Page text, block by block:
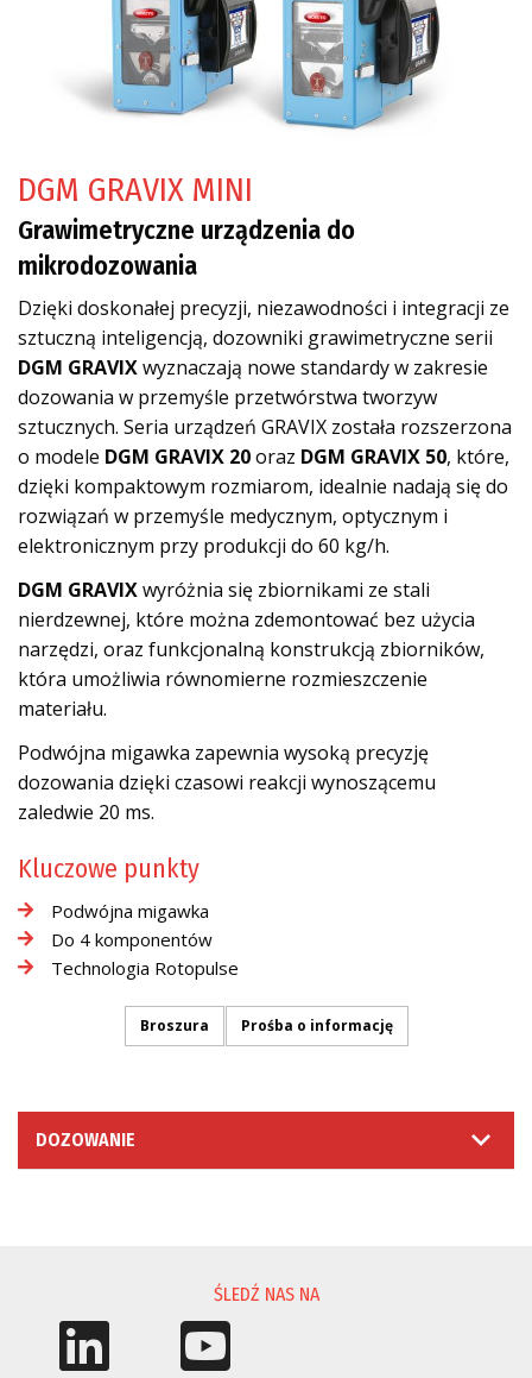
DGM GRAVIX MINI
Grawimetryczne urządzenia do
mikrodozowania
Dzięki doskonałej precyzji, niezawodności i integracji ze
sztuczną inteligencją, dozowniki grawimetryczne serii
DGM GRAVIXwyznaczają nowe standardy w zakresie
dozowania w przemyśle przetwórstwa tworzyw
sztucznych. Seria urządzeń GRAVIX została rozszerzona
o modele DGM GRAVIX 20oraz DGM GRAVIX 50, które,
dzięki kompaktowym rozmiarom, idealnie nadają się do
rozwiązań w przemyśle medycznym, optycznym i
elektronicznym przy produkcji do 60 kg/h.
DGM GRAVIXwyróżnia się zbiornikami ze stali
nierdzewnej, które można zdemontować bez użycia
narzędzi, oraz funkcjonalną konstrukcją zbiorników,
która umożliwia równomierne rozmieszczenie
materiału.
Podwójna migawka zapewnia wysoką precyzję
dozowania dzięki czasowi reakcji wynoszącemu
zaledwie 20 ms.
Kluczowe punkty
Podwójna migawka
Do 4 komponentów
Technologia Rotopulse
Broszura Prośba o informację
DOZOWANIE
ŚLEDŹ NAS NA